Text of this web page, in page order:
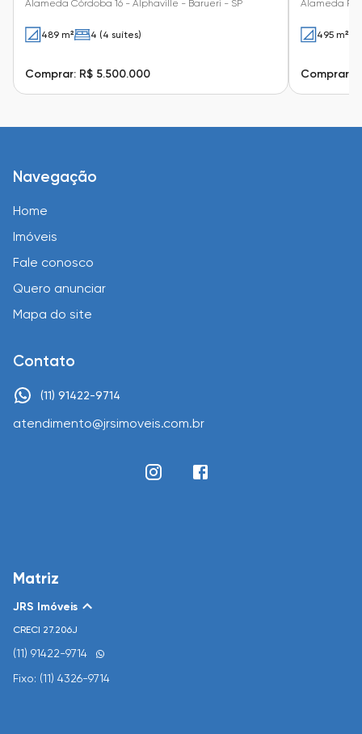
Alameda Córdoba 16 - Alphaville - Barueri - SP
489 m² 4 (4 suítes)
Comprar: R$ 5.500.000
Alameda
495 m²
Comprar:
Navegação
Home
Imóveis
Fale conosco
Quero anunciar
Mapa do site
Contato
(11) 91422-9714
atendimento@jrsimoveis.com.br
Matriz
JRS Imóveis
CRECI 27.206J
(11) 91422-9714
Fixo: (11) 4326-9714